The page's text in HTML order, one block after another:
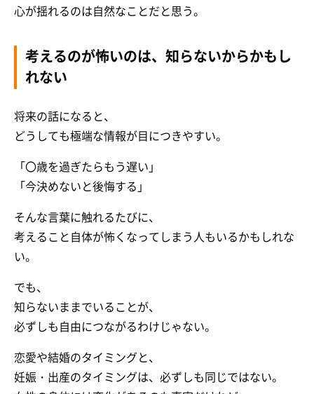
心が揺れるのは自然なことだと思う。
考えるのが怖いのは、知らないからかもし
れない
将来の話になると、
どうしても極端な情報が目につきやすい。
「〇歳を過ぎたらもう遅い」
「今決めないと後悔する」
そんな言葉に触れるたびに、
考えること自体が怖くなってしまう人もいるかもしれな
い。
でも、
知らないままでいることが、
必ずしも自由につながるわけじゃない。
恋愛や結婚のタイミングと、
妊娠・出産のタイミングは、必ずしも同じではない。